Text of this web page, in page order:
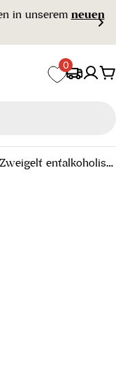
in unserem neuen
0
Zeronimo Zweigelt entalkoholisierter Rotwein